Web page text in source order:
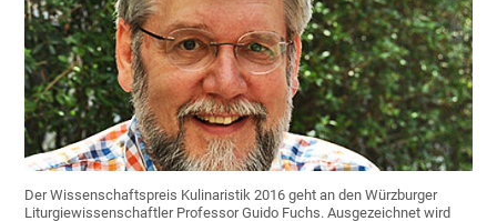
Der Wissenschaftspreis Kulinaristik 2016 geht an den Würzburger
Liturgiewissenschaftler Professor Guido Fuchs. Ausgezeichnet wird